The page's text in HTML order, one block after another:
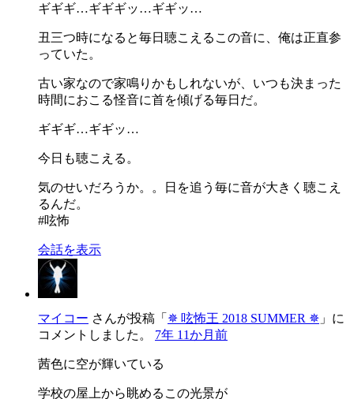
ギギギ…ギギギッ…ギギッ…
丑三つ時になると毎日聴こえるこの音に、俺は正直参
っていた。
古い家なので家鳴りかもしれないが、いつも決まった
時間におこる怪音に首を傾げる毎日だ。
ギギギ…ギギッ…
今日も聴こえる。
気のせいだろうか。。日を追う毎に音が大きく聴こえ
るんだ。
#呟怖
会話を表示
マイコー さんが投稿「 ✵ 呟怖王 2018 SUMMER ✵ 」に
コメントしました。 7年 11か月前
茜色に空が輝いている
学校の屋上から眺めるこの光景が